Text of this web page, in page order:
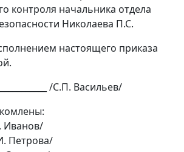
контроля начальника отдела
Николаева П.С.
настоящего приказа
/С.П. Васильев/
Иванов/
Петрова/